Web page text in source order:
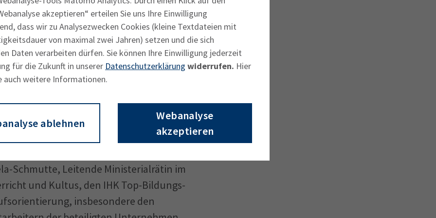
akzeptieren“ erteilen Sie uns Ihre Einwilligung
dass wir zu Analysezwecken Cookies (kleine Textdateien mit
von maximal zwei Jahren) setzen und die sich
Daten verarbeiten dürfen. Sie können Ihre Einwilligung jederzeit
für die Zukunft in unserer Datenschutzerklärung widerrufen. Hier
auch weitere Informationen.
ablehnen
Webanalyse
akzeptieren
der Berufsorientierung vieler
eine wichtige Brücke von der Theorie
Bereichsleiter Berufliche Bildung bei der
der Feier in der IHK München. „Die
stellen immer neue Herausforderungen
in die Unternehmen ist für die
die Vorbereitung auf den
so Schöffmann weiter.
IHK-Vizepräsidentin Kathrin
Schmutte, Leitende Ministerialrätin im
und Kultus, den IHK Top-Bildungs­
insbesondere den